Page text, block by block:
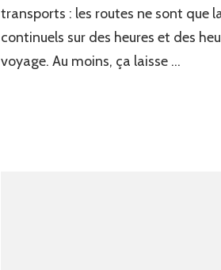
transports : les routes ne sont que
continuels sur des heures et des
voyage. Au moins, ça laisse …